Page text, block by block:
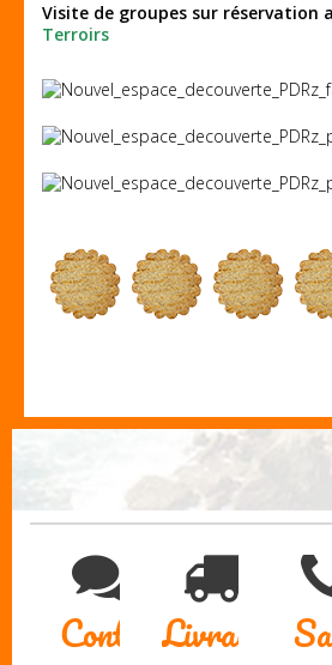
Visite de groupes sur réservation
Terroirs
ContactLivraison